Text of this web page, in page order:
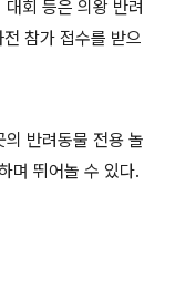
대회 등은 의왕 반려
전 참가 접수를 받으
반려동물 전용 놀
며 뛰어놀 수 있다.